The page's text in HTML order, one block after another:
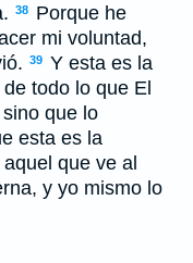
38
Porque he
mi voluntad,
39 Y esta es la
todo lo que El
que lo
esta es la
que ve al
y yo mismo lo